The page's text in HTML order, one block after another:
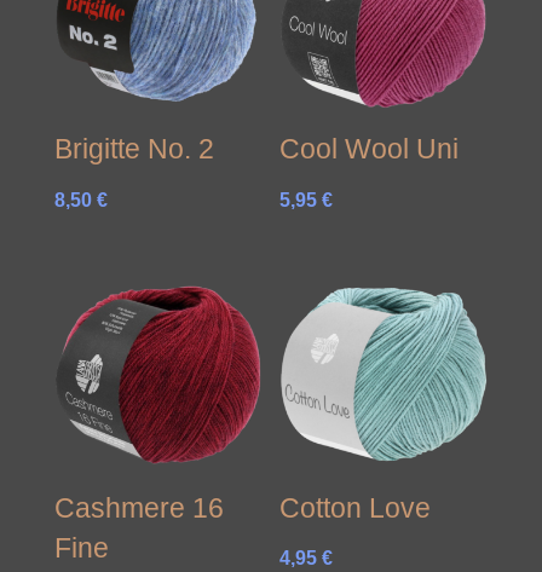
Brigitte No. 2
8,50 €
Cool Wool Uni
5,95€
Cashmere 16
Fine
Cotton Love
4,95€